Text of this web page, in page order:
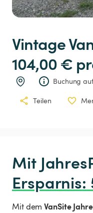
Vintage
104,00 €
Buchung
Teilen
Ersparnis:
Mit demVanSite